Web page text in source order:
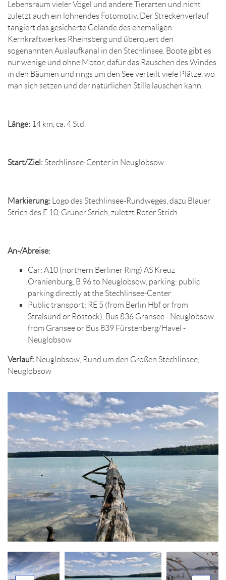
Lebensraum vieler Vögel und andere Tierarten und nicht
zuletzt auch ein lohnendes Fotomotiv. Der Streckenverlauf
tangiert das gesicherte Gelände des ehemaligen
Kernkraftwerkes Rheinsberg und überquert den
sogenannten Auslaufkanal in den Stechlinsee. Boote gibt es
nur wenige und ohne Motor, dafür das Rauschen des Windes
in den Bäumen und rings um den See verteilt viele Plätze, wo
man sich setzen und der natürlichen Stille lauschen kann.
Länge: 14 km, ca. 4 Std.
Start/Ziel: Stechlinsee-Center in Neuglobsow
Markierung: Logo des Stechlinsee-Rundweges, dazu Blauer
Strich des E 10, Grüner Strich, zuletzt Roter Strich
An-/Abreise:
Car: A10 (northern Berliner Ring) AS Kreuz
Oranienburg, B 96 to Neuglobsow, parking: public
parking directly at the Stechlinsee-Center
Public transport: RE 5 (from Berlin Hbf or from
Stralsund or Rostock), Bus 836 Gransee - Neuglobsow
from Gransee or Bus 839 Fürstenberg/Havel -
Neuglobsow
Verlauf: Neuglobsow, Rund um den Großen Stechlinsee,
Neuglobsow